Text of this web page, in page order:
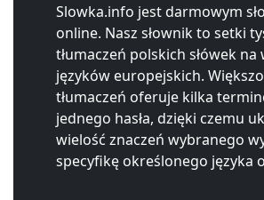
Slowka.info jest darmowym
online. Nasz słownik to setki
tłumaczeń polskich słówek na
języków europejskich.
tłumaczeń oferuje kilka
jednego hasła, dzięki czemu
wielość znaczeń wybranego
specyfikę określonego języka